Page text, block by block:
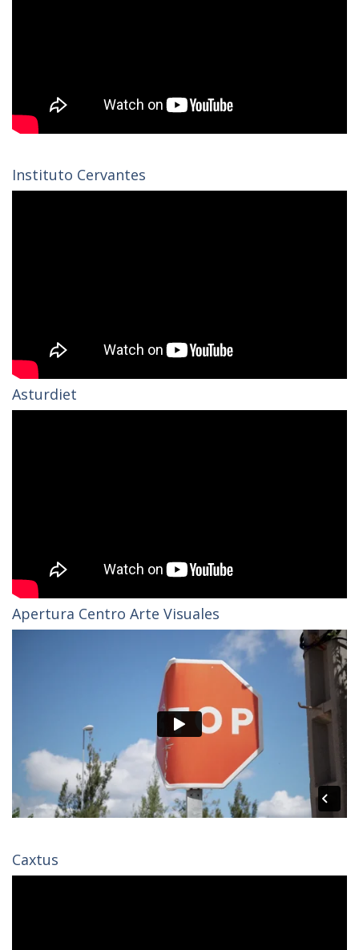
Instituto Cervantes
Asturdiet
Apertura Centro Arte Visuales
Caxtus